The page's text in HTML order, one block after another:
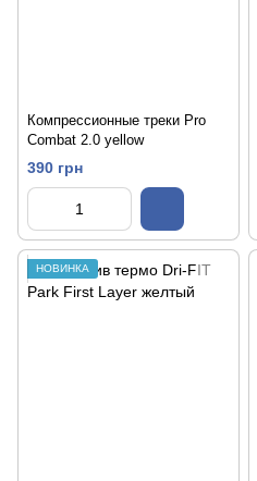
Компрессионные треки Pro
Combat 2.0 yellow
390 грн
НОВИНКА